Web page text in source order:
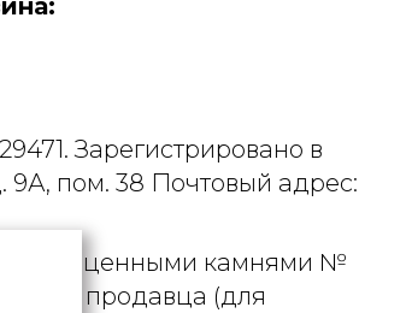
Зарегистрировано в
9А, пом. 38 Почтовый адрес:
драгоценными камнями №
продавца (для